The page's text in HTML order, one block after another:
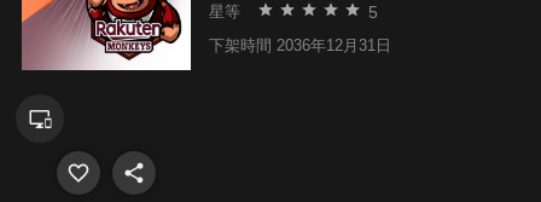
星等 5
下架時間 2036年12月31日